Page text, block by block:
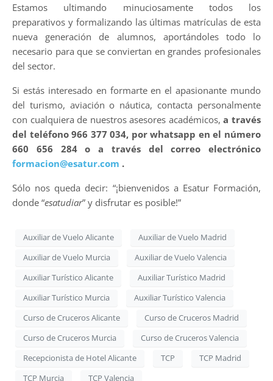
Estamos ultimando minuciosamente todos los
preparativos y formalizando las últimas matrículas de esta
nueva generación de alumnos, aportándoles todo lo
necesario para que se conviertan en grandes profesionales
del sector.
Si estás interesado en formarte en el apasionante mundo
del turismo, aviación o náutica, contacta personalmente
con cualquiera de nuestros asesores académicos,a través
del teléfono 966 377 034, por whatsapp en el número
660 656 284 o a través del correo electrónico
formacion@esatur.com .
Sólo nos queda decir: “¡bienvenidos a Esatur Formación,
donde “esatudiar” y disfrutar es posible!”
Auxiliar de Vuelo Alicante
Auxiliar de Vuelo Madrid
Auxiliar de Vuelo Murcia
Auxiliar de Vuelo Valencia
Auxiliar Turístico Alicante
Auxiliar Turístico Madrid
Auxiliar Turístico Murcia
Auxiliar Turístico Valencia
Curso de Cruceros Alicante
Curso de Cruceros Madrid
Curso de Cruceros Murcia
Curso de Cruceros Valencia
Recepcionista de Hotel Alicante
TCP
TCP Madrid
TCP Murcia
TCP Valencia